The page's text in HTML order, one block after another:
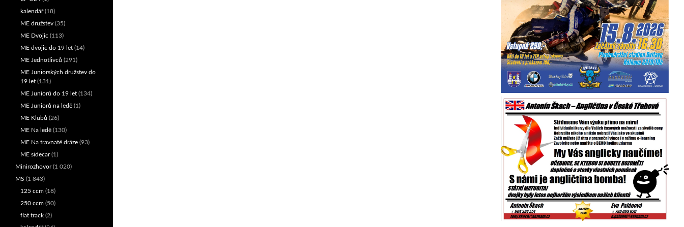
kalendář(18)
ME družstev (35)
ME Dvojic (113)
ME dvojic do 19 let (14)
ME Jednotlivců (291)
ME Juniorských družstev do
19 let (131)
ME Juniorů do 19 let (134)
ME Juniorů na ledě (1)
ME Klubů (26)
ME Na ledě (130)
ME Na travnaté dráze (93)
ME sidecar(1)
Minirozhovor(1 020)
MS (1 843)
125 ccm (18)
250 ccm (50)
flat track (2)